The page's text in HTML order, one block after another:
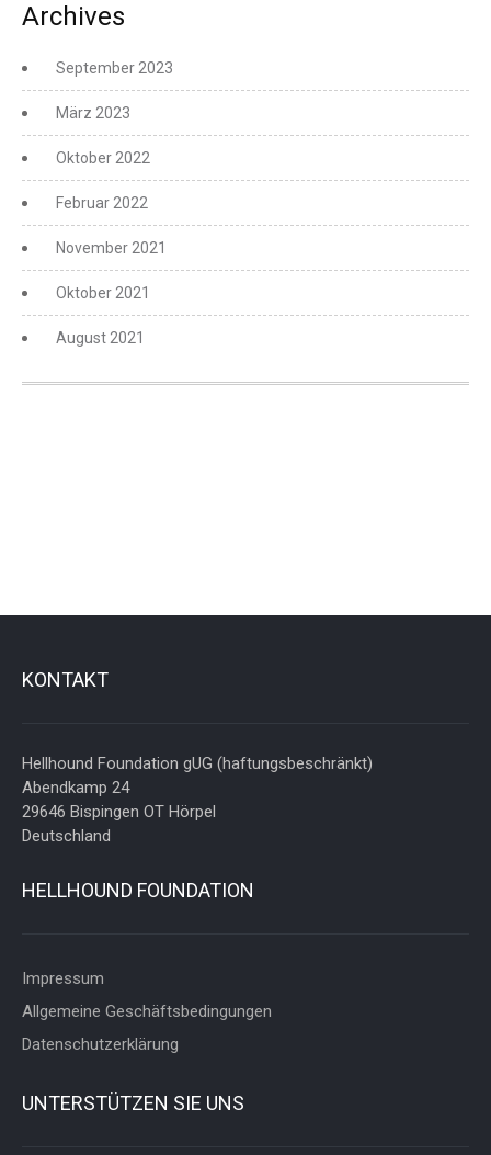
Archives
September 2023
März 2023
Oktober 2022
Februar 2022
November 2021
Oktober 2021
August 2021
KONTAKT
Hellhound Foundation gUG (haftungsbeschränkt)
Abendkamp 24
29646 Bispingen OT Hörpel
Deutschland
HELLHOUND FOUNDATION
Impressum
Allgemeine Geschäftsbedingungen
Datenschutzerklärung
UNTERSTÜTZEN SIE UNS